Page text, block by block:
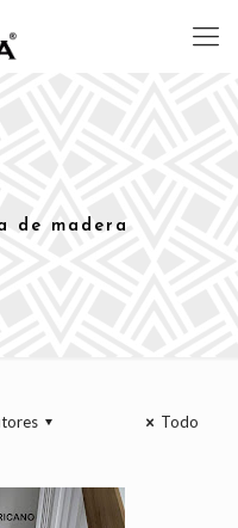
de madera
Todo